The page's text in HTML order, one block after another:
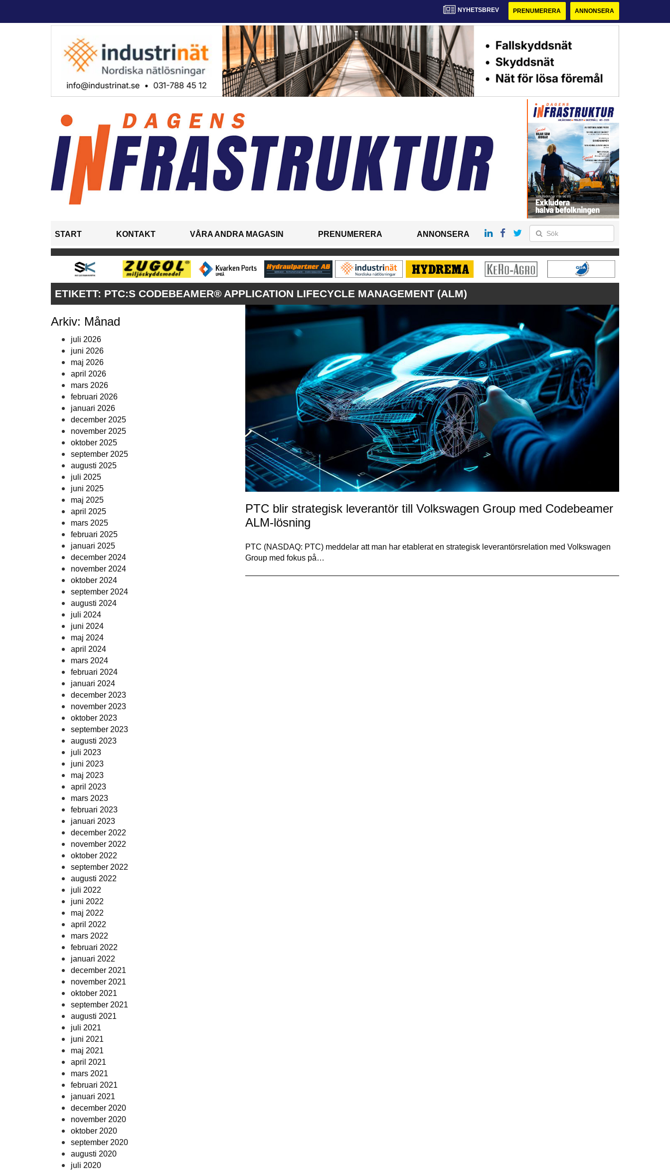
NYHETSBREV PRENUMERERA ANNONSERA
START KONTAKT VÅRA ANDRA MAGASIN PRENUMERERA ANNONSERA
ETIKETT: PTC:S CODEBEAMER® APPLICATION LIFECYCLE MANAGEMENT (ALM)
Arkiv: Månad
juli 2026
juni 2026
maj 2026
april 2026
mars 2026
februari 2026
januari 2026
december 2025
november 2025
oktober 2025
september 2025
augusti 2025
juli 2025
juni 2025
maj 2025
april 2025
mars 2025
februari 2025
januari 2025
december 2024
november 2024
oktober 2024
september 2024
augusti 2024
juli 2024
juni 2024
maj 2024
april 2024
mars 2024
februari 2024
januari 2024
december 2023
november 2023
oktober 2023
september 2023
augusti 2023
juli 2023
juni 2023
maj 2023
april 2023
mars 2023
februari 2023
januari 2023
december 2022
november 2022
oktober 2022
september 2022
augusti 2022
juli 2022
juni 2022
maj 2022
april 2022
mars 2022
februari 2022
januari 2022
december 2021
november 2021
oktober 2021
september 2021
augusti 2021
juli 2021
juni 2021
maj 2021
april 2021
mars 2021
februari 2021
januari 2021
december 2020
november 2020
oktober 2020
september 2020
augusti 2020
juli 2020
PTC blir strategisk leverantör till Volkswagen Group med Codebeamer
ALM-lösning
PTC (NASDAQ: PTC) meddelar att man har etablerat en strategisk leverantörsrelation med Volkswagen
Group med fokus på…